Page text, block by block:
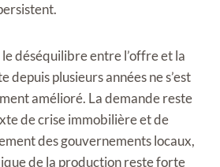
déséquilibre entre l’offre et la
depuis plusieurs années ne s’est
amélioré. La demande reste
de crise immobilière et de
des gouvernements locaux,
de la production reste forte